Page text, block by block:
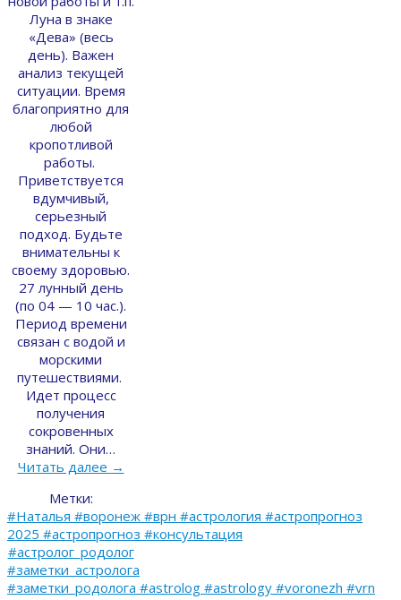
Луна в знаке
«Дева» (весь
день). Важен
анализ текущей
ситуации. Время
благоприятно для
любой
кропотливой
работы.
Приветствуется
вдумчивый,
серьезный
подход. Будьте
внимательны к
своему здоровью.
27 лунный день
(по 04 — 10 час.).
Период времени
связан с водой и
морскими
путешествиями.
Идет процесс
получения
сокровенных
знаний. Они…
Читать далее →
Метки:
#Наталья #воронеж #врн #астрология #астропрогноз
2025 #астропрогноз #консультация
#астролог_родолог
#заметки_астролога
#заметки_родолога #astrolog #astrology #voronezh #vrn